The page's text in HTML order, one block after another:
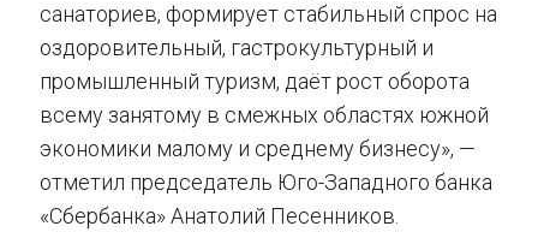
санаториев, формирует стабильный спрос на
оздоровительный, гастрокультурный и
промышленный туризм, даёт рост оборота
всему занятому в смежных областях южной
экономики малому и среднему бизнесу», —
отметил председатель Юго-Западного банка
«Сбербанка» Анатолий Песенников.